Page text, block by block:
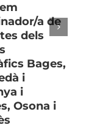
a de
dels
Bages,
i
i
Osona i